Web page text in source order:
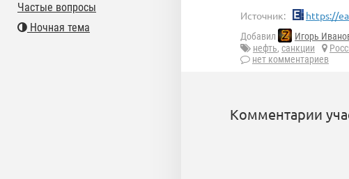
Источник: https://
Добавил Игорь
нефть, санкции
нет комментариев
Комментарии
Частые вопросы
Ночная тема